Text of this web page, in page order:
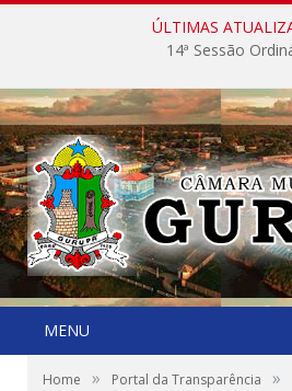
ÚLTIMAS
14ª Sessão
MENU
Home » Portal da Transparência »